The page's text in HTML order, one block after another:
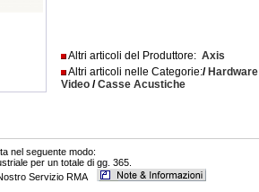
Altri articoli del Produttore:Axis
Altri articoli nelle Categorie:/ Hardware
Video /Casse Acustiche
nel seguente modo:
per un totale di gg. 365.
Servizio RMA